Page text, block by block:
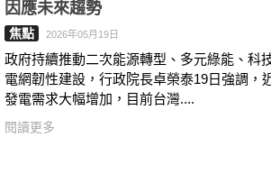
因應未來趨勢
焦點 2026年05月19日
政府持續推動二次能源轉型、多元綠能、科
電網韌性建設，行政院長卓榮泰19日強調，
發電需求大幅增加，目前台灣....
閱讀更多